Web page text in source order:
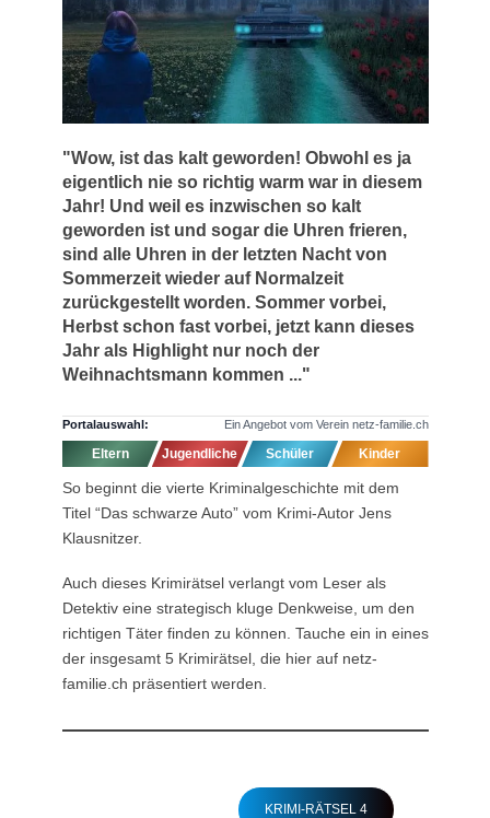
"Wow, ist das kalt geworden! Obwohl es ja
eigentlich nie so richtig warm war in diesem
Jahr! Und weil es inzwischen so kalt
geworden ist und sogar die Uhren frieren,
sind alle Uhren in der letzten Nacht von
Sommerzeit wieder auf Normalzeit
zurückgestellt worden. Sommer vorbei,
Herbst schon fast vorbei, jetzt kann dieses
Jahr als Highlight nur noch der
Weihnachtsmann kommen ..."
Portalauswahl: Ein Angebot vom Verein netz-familie.ch
Eltern Jugendliche Schüler Kinder
So beginnt die vierte Kriminalgeschichte mit dem
Titel “Das schwarze Auto” vom Krimi-Autor Jens
Klausnitzer.
Auch dieses Krimirätsel verlangt vom Leser als
Detektiv eine strategisch kluge Denkweise, um den
richtigen Täter finden zu können. Tauche ein in eines
der insgesamt 5 Krimirätsel, die hier auf netz-
familie.ch präsentiert werden.
KRIMI-RÄTSEL 4